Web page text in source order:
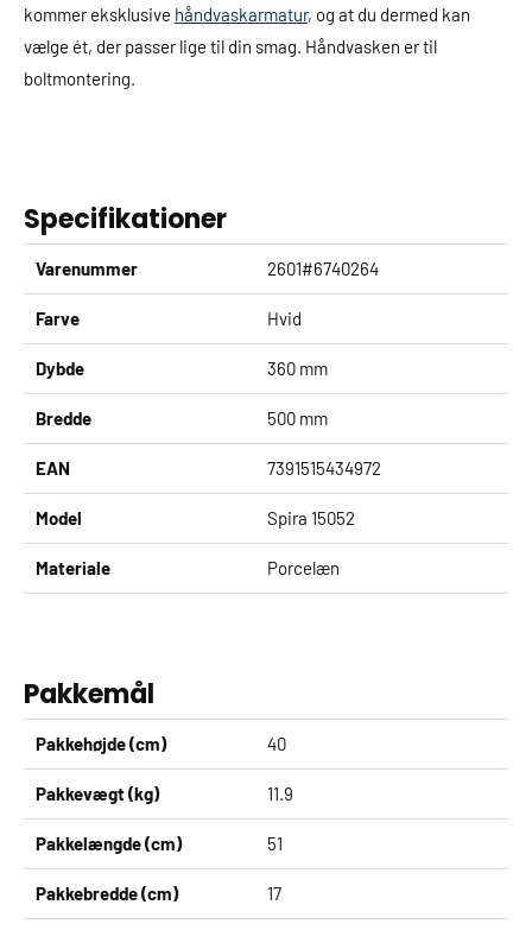
kommer eksklusive håndvaskarmatur, og at du dermed kan
vælge ét, der passer lige til din smag. Håndvasken er til
boltmontering.
Specifikationer
Varenummer 2601#6740264
Farve Hvid
Dybde 360 mm
Bredde 500 mm
EAN 7391515434972
Model Spira 15052
Materiale Porcelæn
Pakkemål
Pakkehøjde (cm) 40
Pakkevægt (kg) 11.9
Pakkelængde (cm) 51
Pakkebredde (cm) 17